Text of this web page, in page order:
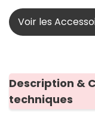
Voir les
Description &
techniques